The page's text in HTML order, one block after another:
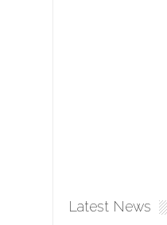
Latest News